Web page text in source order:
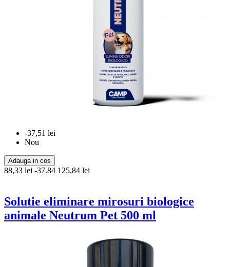
-37,51 lei
Nou
Adauga in cos
88,33 lei -37.84 125,84 lei
Solutie eliminare mirosuri biologice
animale Neutrum Pet 500 ml